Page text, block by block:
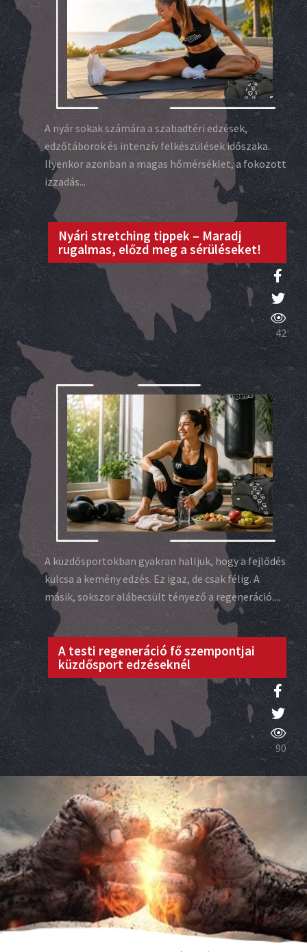
A nyár sokak számára a szabadtéri edzések,
edzőtáborok és intenzív felkészülések időszaka.
Ilyenkor azonban a magas hőmérséklet, a fokozott
izzadás...
Nyári stretching tippek – Maradj
rugalmas, előzd meg a sérüléseket!
42
A küzdősportokban gyakran halljuk, hogy a fejlődés
kulcsa a kemény edzés. Ez igaz, de csak félig. A
másik, sokszor alábecsült tényező a regeneráció....
A testi regeneráció fő szempontjai
küzdősport edzéseknél
90